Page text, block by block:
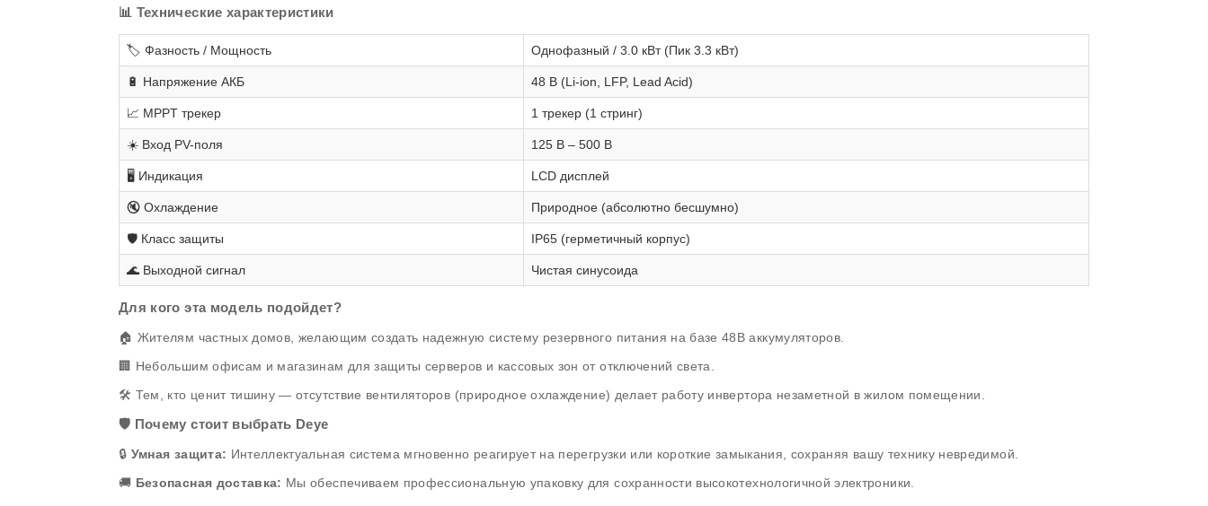
📊 Технические характеристики
🏷️ Фазность / Мощность Однофазный / 3.0 кВт (Пик 3.3 кВт)
🔋 Напряжение АКБ 48 В (Li-ion, LFP, Lead Acid)
📈 MPPT трекер 1 трекер (1 стринг)
☀️ Вход PV-поля 125 В – 500 В
🖥️ Индикация LCD дисплей
🔇 Охлаждение Природное (абсолютно бесшумно)
🛡️ Класс защиты IP65 (герметичный корпус)
🌊 Выходной сигнал Чистая синусоида
Для кого эта модель подойдет?
🏠 Жителям частных домов, желающим создать надежную систему резервного питания на базе 48В аккумуляторов.
🏢 Небольшим офисам и магазинам для защиты серверов и кассовых зон от отключений света.
🛠️ Тем, кто ценит тишину — отсутствие вентиляторов (природное охлаждение) делает работу инвертора незаметной в жилом помещении.
🛡️ Почему стоит выбрать Deye
🔒 Умная защита: Интеллектуальная система мгновенно реагирует на перегрузки или короткие замыкания, сохраняя вашу технику невредимой.
🚚 Безопасная доставка: Мы обеспечиваем профессиональную упаковку для сохранности высокотехнологичной электроники.